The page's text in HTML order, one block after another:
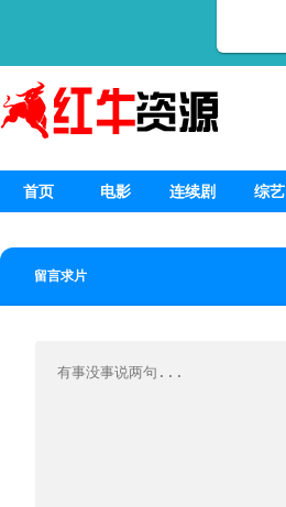
首页 电影 连续剧 综艺
留言求片